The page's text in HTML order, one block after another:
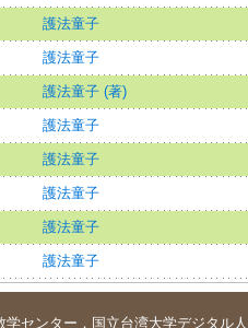
護法童子
護法童子
護法童子 (著)
護法童子
護法童子
護法童子
護法童子
護法童子
学センター ． 国立台湾大学デジタル